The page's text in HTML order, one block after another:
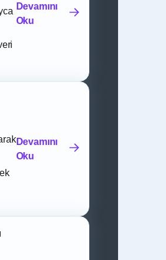
Devamını
Oku
Devamını
Oku